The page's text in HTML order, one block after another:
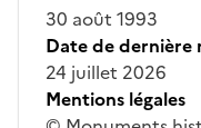
30 août 1993
Date de
24 juillet 2026
Mentions légales